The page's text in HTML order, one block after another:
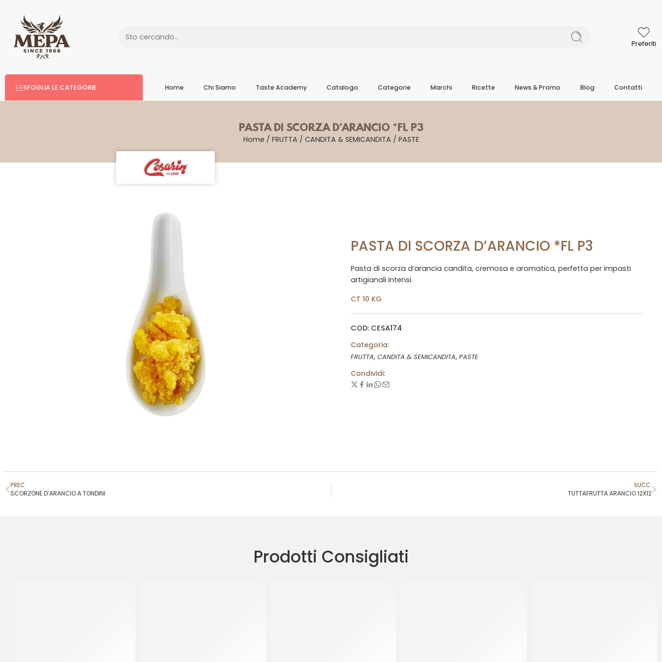
Preferiti
SFOGLIA LE CATEGORIE Home Chi Siamo Taste Academy Catalogo Categorie Marchi Ricette News & Promo Blog Contatti
PASTA DI SCORZA D’ARANCIO *FL P3
Home / FRUTTA / CANDITA & SEMICANDITA / PASTE
PASTA DI SCORZA D’ARANCIO *FL P3
Pasta di scorza d’arancia candita, cremosa e aromatica, perfetta per impasti
artigianali intensi.
CT 10 KG
COD: CESA174
Categoria:
FRUTTA, CANDITA & SEMICANDITA, PASTE
Condividi:
PREC
SCORZONE D’ARANCIO A TONDINI
SUCC.
TUTTAFRUTTA ARANCIO 12X12
Prodotti Consigliati